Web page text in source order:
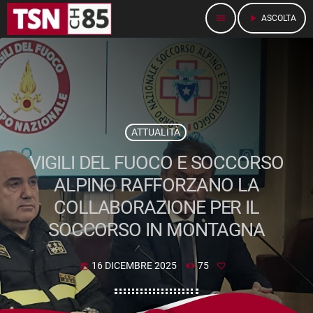
menu play_arrow ASCOLTA
ATTUALITÀ
VIGILI DEL FUOCO E SOCCORSO
ALPINO RAFFORZANO LA
COLLABORAZIONE PER IL
SOCCORSO IN MONTAGNA
today 16 DICEMBRE 2025 75